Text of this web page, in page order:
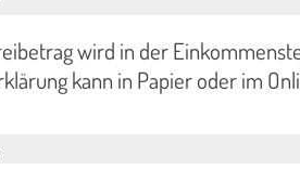
wird in der
kann in Papier oder im